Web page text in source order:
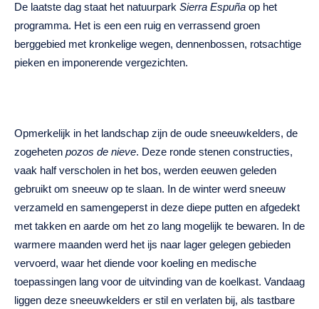
De laatste dag staat het natuurpark Sierra Espuña op het
programma. Het is een een ruig en verrassend groen
berggebied met kronkelige wegen, dennenbossen, rotsachtige
pieken en imponerende vergezichten.
Opmerkelijk in het landschap zijn de oude sneeuwkelders, de
zogeheten pozos de nieve. Deze ronde stenen constructies,
vaak half verscholen in het bos, werden eeuwen geleden
gebruikt om sneeuw op te slaan. In de winter werd sneeuw
verzameld en samengeperst in deze diepe putten en afgedekt
met takken en aarde om het zo lang mogelijk te bewaren. In de
warmere maanden werd het ijs naar lager gelegen gebieden
vervoerd, waar het diende voor koeling en medische
toepassingen lang voor de uitvinding van de koelkast. Vandaag
liggen deze sneeuwkelders er stil en verlaten bij, als tastbare